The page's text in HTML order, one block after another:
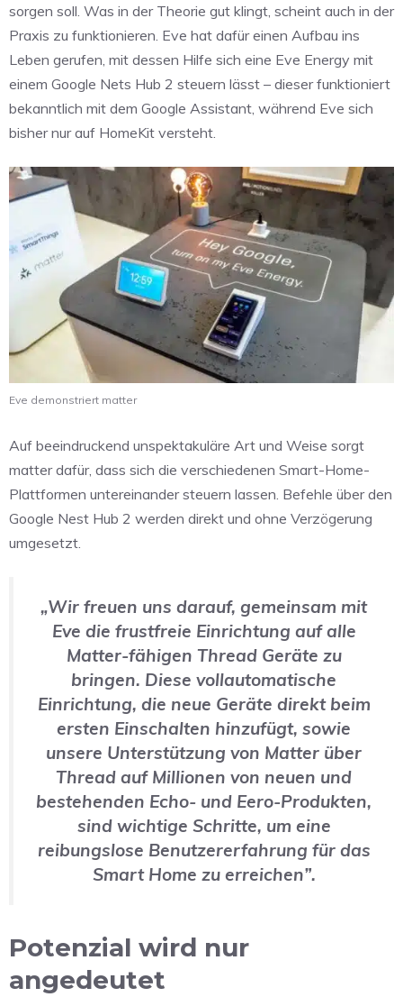
sorgen soll. Was in der Theorie gut klingt, scheint auch in der
Praxis zu funktionieren. Eve hat dafür einen Aufbau ins
Leben gerufen, mit dessen Hilfe sich eine Eve Energy mit
einem Google Nets Hub 2 steuern lässt – dieser funktioniert
bekanntlich mit dem Google Assistant, während Eve sich
bisher nur auf HomeKit versteht.
Eve demonstriert matter
Auf beeindruckend unspektakuläre Art und Weise sorgt
matter dafür, dass sich die verschiedenen Smart-Home-
Plattformen untereinander steuern lassen. Befehle über den
Google Nest Hub 2 werden direkt und ohne Verzögerung
umgesetzt.
„Wir freuen uns darauf, gemeinsam mit
Eve die frustfreie Einrichtung auf alle
Matter-fähigen Thread Geräte zu
bringen. Diese vollautomatische
Einrichtung, die neue Geräte direkt beim
ersten Einschalten hinzufügt, sowie
unsere Unterstützung von Matter über
Thread auf Millionen von neuen und
bestehenden Echo- und Eero-Produkten,
sind wichtige Schritte, um eine
reibungslose Benutzererfahrung für das
Smart Home zu erreichen”.
Potenzial wird nur
angedeutet